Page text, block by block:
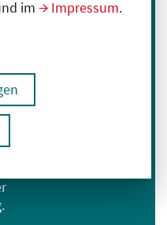
im Impressum.
meiner Daten
.